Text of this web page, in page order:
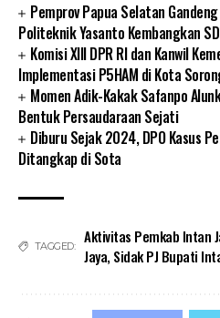
Pemprov Papua Selatan
Politeknik Yasanto Kembangkan
Komisi XIII DPR RI dan Kanwil
Implementasi P5HAM di Kota
Momen Adik-Kakak Safanpo
Bentuk Persaudaraan Sejati
Diburu Sejak 2024, DPO Kasus
Ditangkap di Sota
TAGGED: Aktivitas Pemkab Intan
Jaya, Sidak PJ Bupati